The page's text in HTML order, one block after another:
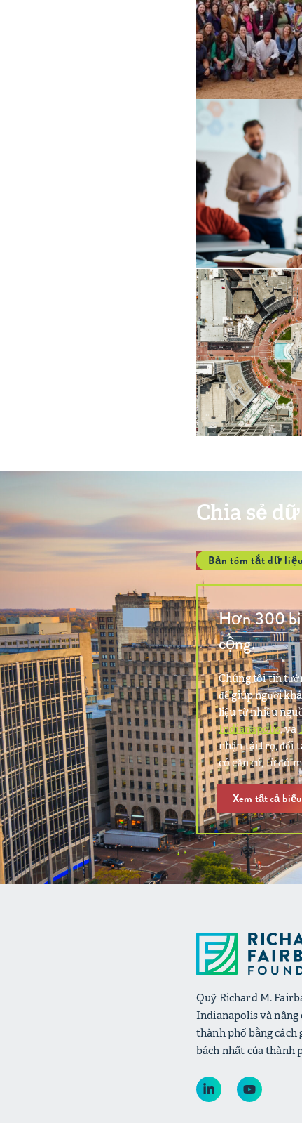
Chia sẻ
Bản tóm tắt dữ
Hơn 300
cộng.
Chúng tôi tin
để giúp người
liệu từ nhiều
Indianapolis, và
nhận tài trợ, đối
có căn cứ, từ đó
Xem tất cả
Quỹ Richard M.
Indianapolis và nâng
thành phố bằng
bách nhất của thành